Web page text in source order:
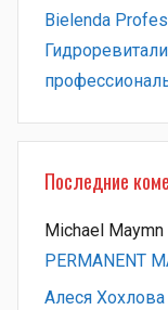
Bielenda
Последние
Michael Maymn
PERMANENT
Алеся Хохлова